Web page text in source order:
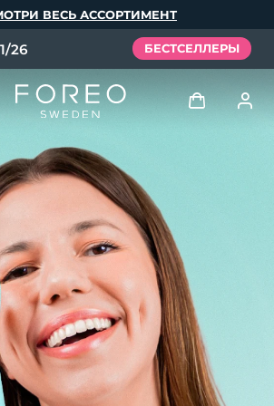
ВЕСЬ АССОРТИМЕНТ
26 БЕСТСЕЛЛЕРЫ
Профиль пользователя
Мои приборы
Мои заказы
Мои адреса
Мои подписки
Tech Elixir
Set
Deutsch
Español
Italiano
Português
Svenska
Русский
简体中文 繁體中文